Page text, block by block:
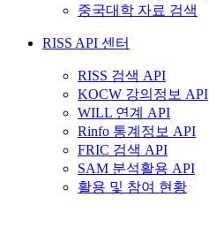
중국대학 자료 검색
RISS API 센터
RISS 검색 API
KOCW 강의정보 API
WILL 연계 API
Rinfo 통계정보 API
FRIC 검색 API
SAM 분석활용 API
활용 및 참여 현황